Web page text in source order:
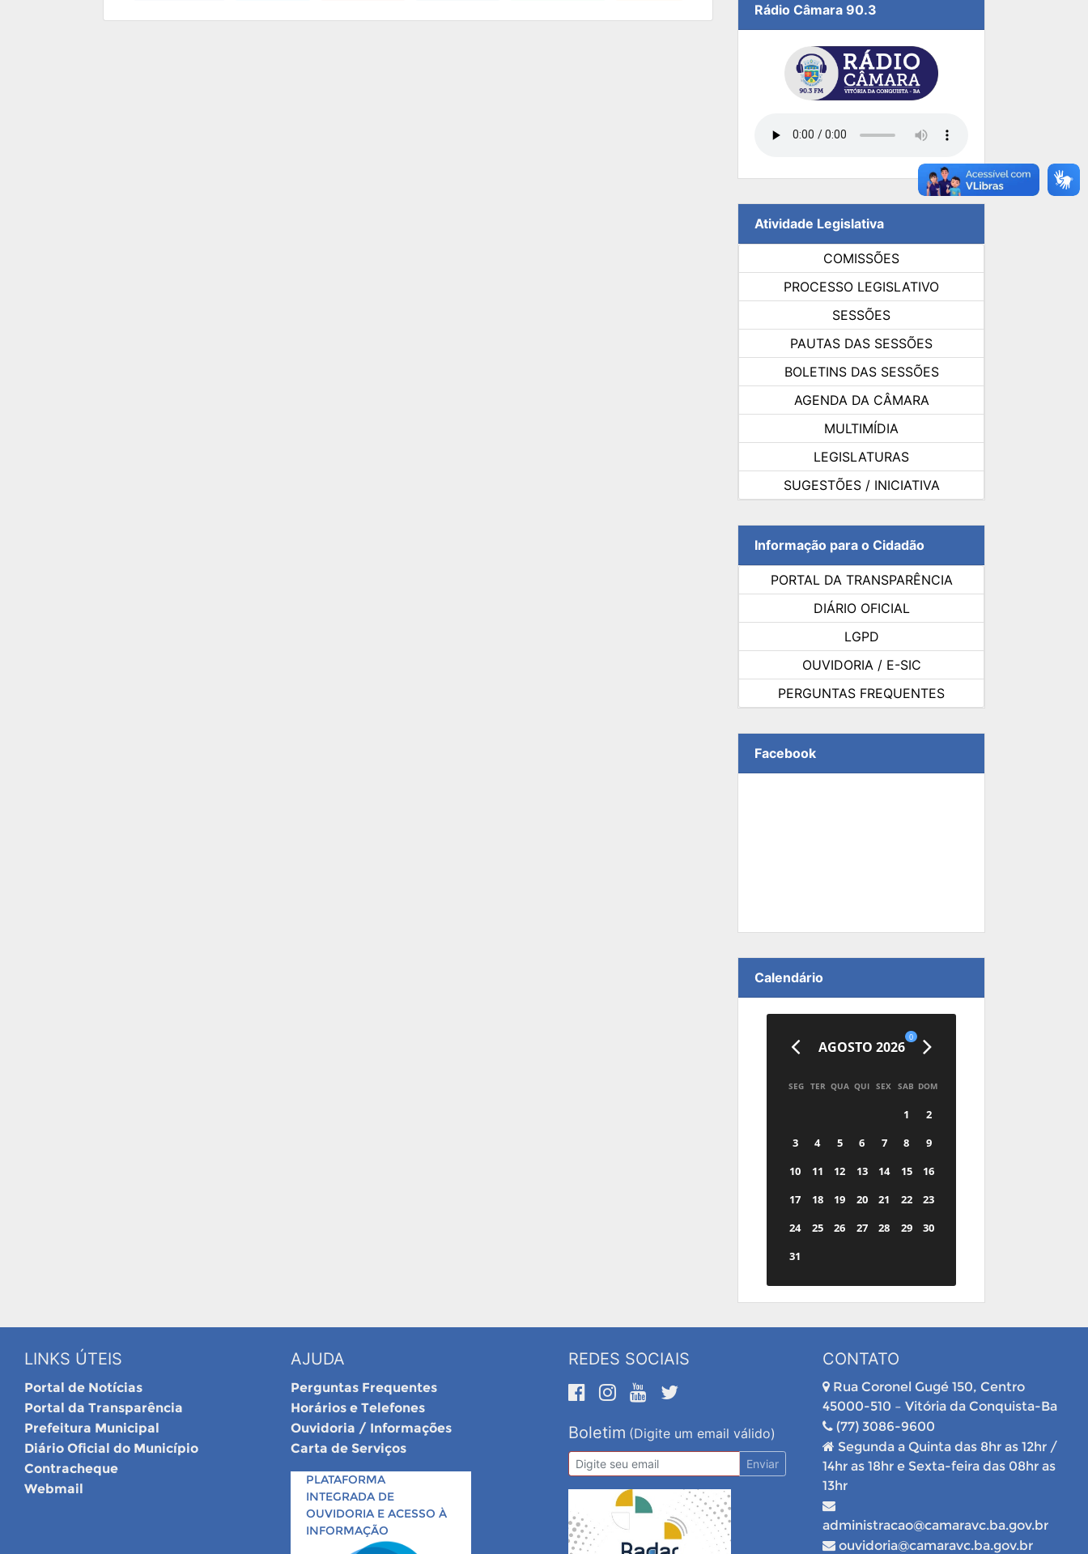
Rádio Câmara 90.3
Atividade Legislativa
COMISSÕES
PROCESSO LEGISLATIVO
SESSÕES
PAUTAS DAS SESSÕES
BOLETINS DAS SESSÕES
AGENDA DA CÂMARA
MULTIMÍDIA
LEGISLATURAS
SUGESTÕES / INICIATIVA
Informação para o Cidadão
PORTAL DA TRANSPARÊNCIA
DIÁRIO OFICIAL
LGPD
OUVIDORIA / E-SIC
PERGUNTAS FREQUENTES
Facebook
Calendário
AGOSTO 2026
0
SEG TER QUA QUI SEX SAB DOM
1
2
3
4 5 6 7 8
9
10
11 12 13 14 15
16
17
18 19 20 21 22
23
24
25 26 27 28 29
30
31
LINKS ÚTEIS
Portal de Notícias
Portal da Transparência
Prefeitura Municipal
Diário Oficial do Município
Contracheque
Webmail
AJUDA
Perguntas Frequentes
Horários e Telefones
Ouvidoria / Informações
Carta de Serviços
PLATAFORMA
INTEGRADA DE
OUVIDORIA E ACESSO À
INFORMAÇÃO
REDES SOCIAIS
Boletim (Digite um email válido)
Enviar
CONTATO
Rua Coronel Gugé 150, Centro
45000-510 – Vitória da Conquista-Ba
(77) 3086-9600
Segunda a Quinta das 8hr as 12hr /
14hr as 18hr e Sexta-feira das 08hr as
13hr
administracao@camaravc.ba.gov.br
ouvidoria@camaravc.ba.gov.br